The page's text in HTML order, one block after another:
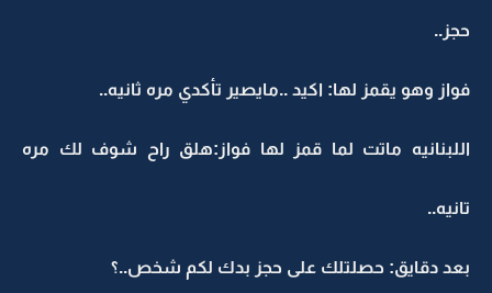
حجز..
فواز وهو يقمز لها: اكيد ..مايصير تأكدي مره ثانيه..
اللبنانيه ماتت لما قمز لها فواز:هلق راح شوف لك مره
تانيه..
بعد دقايق: حصلتلك على حجز بدك لكم شخص..؟